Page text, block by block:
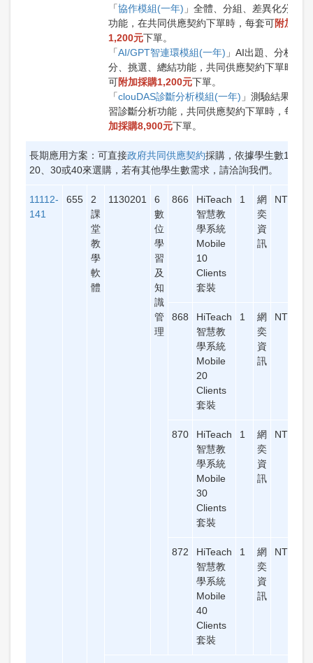
「協作模組(一年) 」全體、分組、差異化分組協
功能，在共同供應契約下單時，每套可附加採購
1,200元下單。
「AI/GPT智連環模組(一年) 」AI出題、分析、評
分、挑選、總結功能，共同供應契約下單時，
可附加採購1,200元下單。
「clouDAS診斷分析模組(一年) 」測驗結果進行
習診斷分析功能，共同供應契約下單時，每套可
加採購8,900元下單。
長期應用方案：可直接政府共同供應契約採購，依據學生數10、
20、30或40來選購，若有其他學生數需求，請洽詢我們。
11112-
141
655
2
課
堂
教
學
軟
體
1130201
6
數
位
學
習
及
知
識
管
理
866
HiTeach
智慧教
學系統
Mobile
10
Clients
套裝
1
網
奕
資
訊
868
HiTeach
智慧教
學系統
Mobile
20
Clients
套裝
1
網
奕
資
訊
870
HiTeach
智慧教
學系統
Mobile
30
Clients
套裝
1
網
奕
資
訊
872
HiTeach
智慧教
學系統
Mobile
40
Clients
套裝
1
網
奕
資
訊